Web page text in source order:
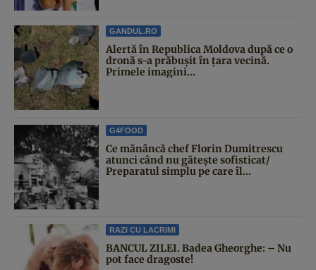
GANDUL.RO
Alertă în Republica Moldova după ce o
dronă s-a prăbușit în țara vecină.
Primele imagini...
G4FOOD
Ce mănâncă chef Florin Dumitrescu
atunci când nu gătește sofisticat/
Preparatul simplu pe care îl...
RAZI CU LACRIMI
BANCUL ZILEI. Badea Gheorghe: – Nu
pot face dragoste!